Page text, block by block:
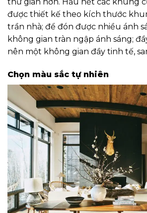
được thiết kế theo kích thước
trần nhà; để đón được nhiều ánh
không gian tràn ngập ánh sáng;
nên một không gian đầy tinh tế,
Chọn màu sắc tự nhiên